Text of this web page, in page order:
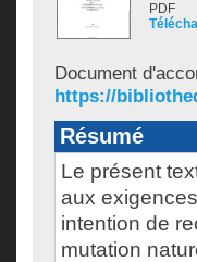
PDF
Document
https://
Résumé
Le présent
aux
intention de
mutation